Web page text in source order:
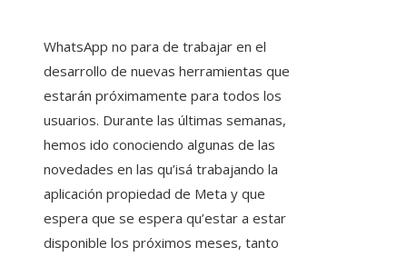
WhatsApp no ​​para de trabajar en el
desarrollo de nuevas herramientas que
estarán próximamente para todos los
usuarios. Durante las últimas semanas,
hemos ido conociendo algunas de las
novedades en las qu’isá trabajando la
aplicación propiedad de Meta y que
espera que se espera qu’estar a estar
disponible los próximos meses, tanto